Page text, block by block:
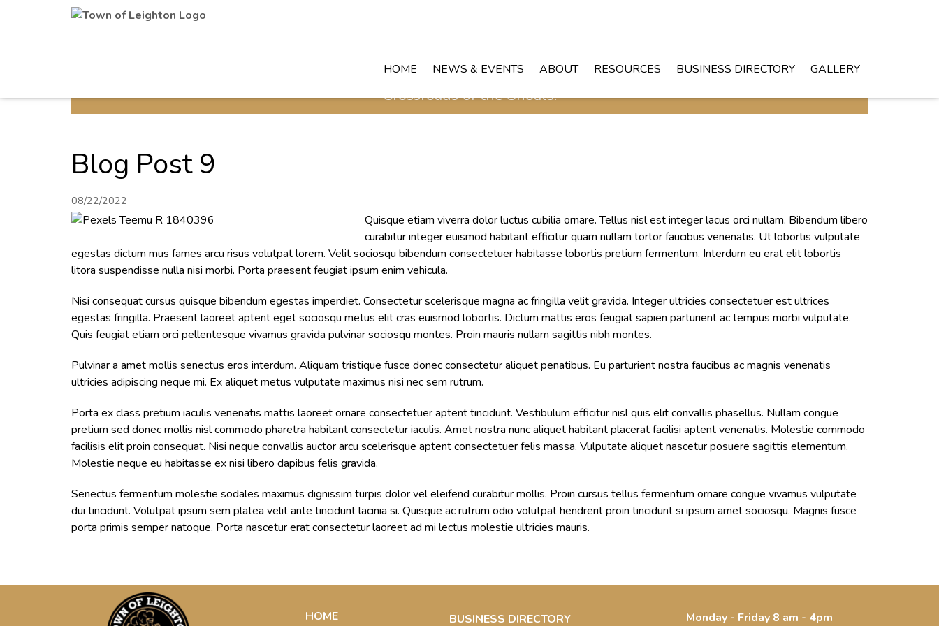
HOME NEWS & EVENTS ABOUT RESOURCES BUSINESS DIRECTORY GALLERY
Crossroads of the Shoals!
Blog Post 9
08/22/2022
Quisque etiam viverra dolor luctus cubilia ornare. Tellus nisl est integer lacus orci nullam. Bibendum libero
curabitur integer euismod habitant efficitur quam nullam tortor faucibus venenatis. Ut lobortis vulputate
egestas dictum mus fames arcu risus volutpat lorem. Velit sociosqu bibendum consectetuer habitasse lobortis pretium fermentum. Interdum eu erat elit lobortis
litora suspendisse nulla nisi morbi. Porta praesent feugiat ipsum enim vehicula.
Nisi consequat cursus quisque bibendum egestas imperdiet. Consectetur scelerisque magna ac fringilla velit gravida. Integer ultricies consectetuer est ultrices
egestas fringilla. Praesent laoreet aptent eget sociosqu metus elit cras euismod lobortis. Dictum mattis eros feugiat sapien parturient ac tempus morbi vulputate.
Quis feugiat etiam orci pellentesque vivamus gravida pulvinar sociosqu montes. Proin mauris nullam sagittis nibh montes.
Pulvinar a amet mollis senectus eros interdum. Aliquam tristique fusce donec consectetur aliquet penatibus. Eu parturient nostra faucibus ac magnis venenatis
ultricies adipiscing neque mi. Ex aliquet metus vulputate maximus nisi nec sem rutrum.
Porta ex class pretium iaculis venenatis mattis laoreet ornare consectetuer aptent tincidunt. Vestibulum efficitur nisl quis elit convallis phasellus. Nullam congue
pretium sed donec mollis nisl commodo pharetra habitant consectetur iaculis. Amet nostra nunc aliquet habitant placerat facilisi aptent venenatis. Molestie commodo
facilisis elit proin consequat. Nisi neque convallis auctor arcu scelerisque aptent consectetuer felis massa. Vulputate aliquet nascetur posuere sagittis elementum.
Molestie neque eu habitasse ex nisi libero dapibus felis gravida.
Senectus fermentum molestie sodales maximus dignissim turpis dolor vel eleifend curabitur mollis. Proin cursus tellus fermentum ornare congue vivamus vulputate
dui tincidunt. Volutpat ipsum sem platea velit ante tincidunt lacinia si. Quisque ac rutrum odio volutpat hendrerit proin tincidunt si ipsum amet sociosqu. Magnis fusce
porta primis semper natoque. Porta nascetur erat consectetur laoreet ad mi lectus molestie ultricies mauris.
HOME BUSINESS DIRECTORY Monday - Friday 8 am - 4pm